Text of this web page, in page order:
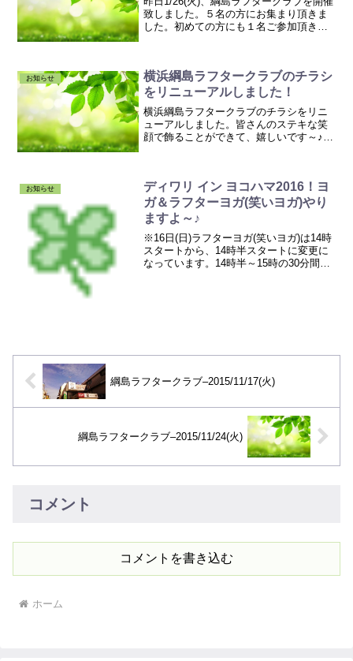
致しました。５名の方にお集まり頂きま
した。初めての方にも１名ご参加頂きま
で...
お知らせ
横浜綱島ラフタークラブのチラシ
をリニューアルしました！
横浜綱島ラフタークラブのチラシをリニ
ューアルしました。皆さんのステキな笑
顔で飾ることができて、嬉しいです～♪ﾗﾗ
東横...
お知らせ
ディワリ イン ヨコハマ2016！ヨ
ガ＆ラフターヨガ(笑いヨガ)やり
ますよ～♪
※16日(日)ラフターヨガ(笑いヨガ)は14時
スタートから、14時半スタートに変更に
なっています。14時半～15時の30分間で
綱島ラフタークラブ–2015/11/17(火)
綱島ラフタークラブ–2015/11/24(火)
コメント
コメントを書き込む
ホーム